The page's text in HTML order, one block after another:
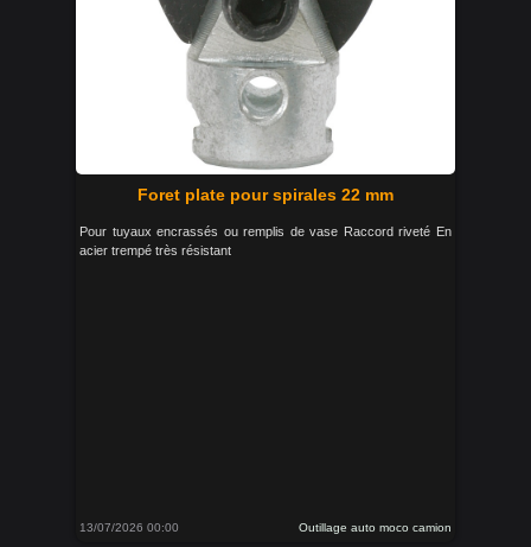
Foret plate pour spirales 22 mm
Pour tuyaux encrassés ou remplis de vase Raccord riveté En
acier trempé très résistant
13/07/2026 00:00 Outillage auto moco camion